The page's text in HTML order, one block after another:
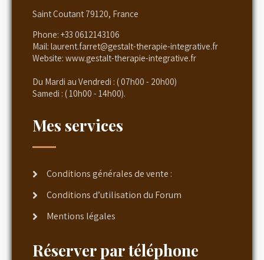
Saint Coutant 79120, France
Phone: +33 0612143106
Mail: laurent.farret@gestalt-therapie-integrative.fr
Website: www.gestalt-therapie-integrative.fr
Du Mardi au Vendredi : ( 07h00 - 20h00)
Samedi : ( 10h00 - 14h00).
Mes services
Conditions générales de vente :
Conditions d’utilisation du Forum
Mentions légales
Réserver par téléphone